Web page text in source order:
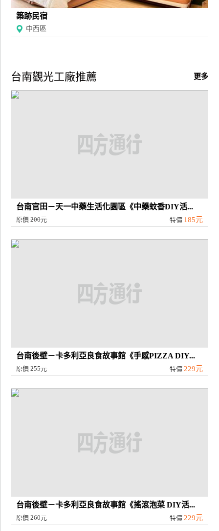
築跡民宿
中西區
更多
台南觀光工廠推薦
台南官田－天一中藥生活化園區《中藥蚊香DIY活...
原價200元 特價 185元
台南後壁－卡多利亞良食故事館《手感PIZZA DIY...
原價255元 特價 229元
台南後壁－卡多利亞良食故事館《搖滾泡菜 DIY活...
原價260元 特價 229元